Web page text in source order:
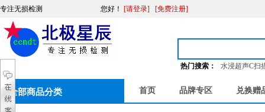
专注无损检测 您好 ！ [请登录] [免费注册]
热门搜索： 水浸超声C扫
全部商品分类 首页 品牌专区 兑换赠